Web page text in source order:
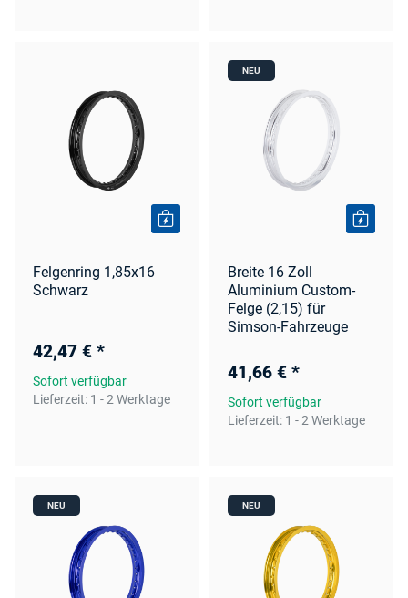
Felgenring 1,85x16
Schwarz
42,47 € *
Sofort verfügbar
Lieferzeit: 1 - 2 Werktage
NEU
Breite 16 Zoll
Aluminium Custom-
Felge (2,15) für
Simson-Fahrzeuge
41,66 € *
Sofort verfügbar
Lieferzeit: 1 - 2 Werktage
NEU NEU